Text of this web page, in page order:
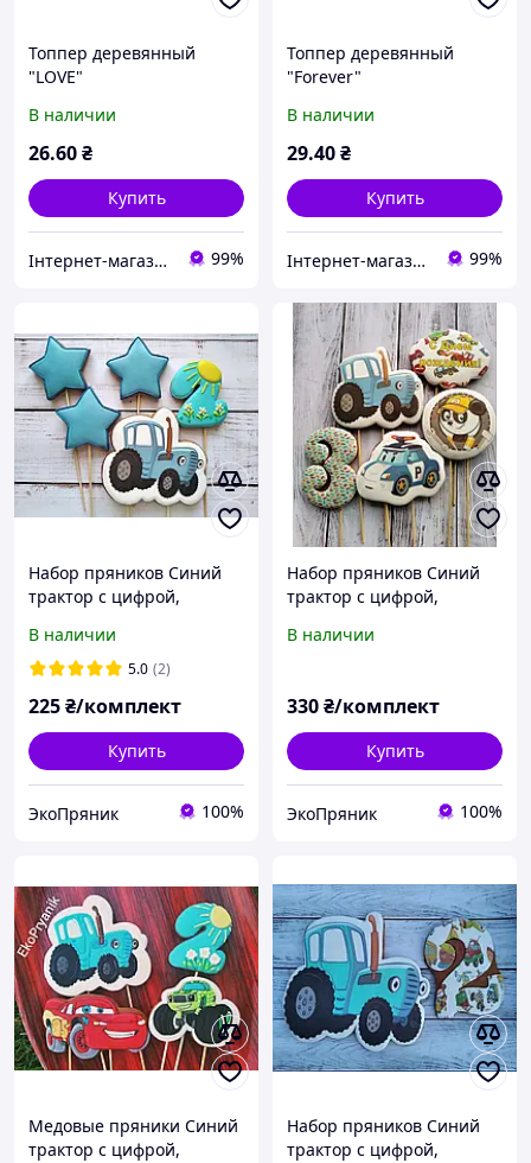
Топпер деревянный
"LOVE"
В наличии
26.60₴
Купить
Інтернет-магазин "Cherry-Decor" 99%
Топпер деревянный
"Forever"
В наличии
29.40₴
Купить
Інтернет-магазин "Cherry-Decor" 99%
Набор пряников Синий
трактор с цифрой,
пряники в торт
В наличии
5.0 (2)
225₴/комплект
Купить
ЭкоПряник 100%
Набор пряников Синий
трактор с цифрой,
Робокар Поли, пряники
В наличии
330₴/комплект
Купить
ЭкоПряник 100%
Медовые пряники Синий
трактор с цифрой,
Набор пряников Синий
трактор с цифрой,